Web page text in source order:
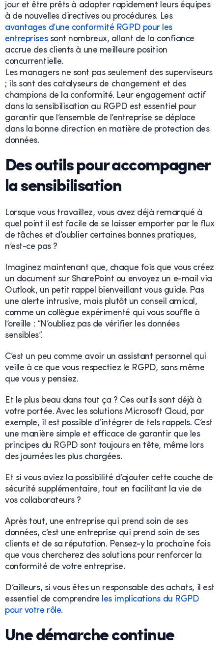
jour et être prêts à adapter rapidement leurs équipes
à de nouvelles directives ou procédures. Les
avantages d’une conformité RGPD pour les
entreprisessont nombreux, allant de la confiance
accrue des clients à une meilleure position
concurrentielle.
Les managers ne sont pas seulement des superviseurs
; ils sont des catalyseurs de changement et des
champions de la conformité. Leur engagement actif
dans la sensibilisation au RGPD est essentiel pour
garantir que l’ensemble de l’entreprise se déplace
dans la bonne direction en matière de protection des
données.
Des outils pour accompagner
la sensibilisation
Lorsque vous travaillez, vous avez déjà remarqué à
quel point il est facile de se laisser emporter par le flux
de tâches et d’oublier certaines bonnes pratiques,
n’est-ce pas ?
Imaginez maintenant que, chaque fois que vous créez
un document sur SharePoint ou envoyez un e-mail via
Outlook, un petit rappel bienveillant vous guide. Pas
une alerte intrusive, mais plutôt un conseil amical,
comme un collègue expérimenté qui vous souffle à
l’oreille : “N’oubliez pas de vérifier les données
sensibles”.
C’est un peu comme avoir un assistant personnel qui
veille à ce que vous respectiez le RGPD, sans même
que vous y pensiez.
Et le plus beau dans tout ça ? Ces outils sont déjà à
votre portée. Avec les solutions Microsoft Cloud, par
exemple, il est possible d’intégrer de tels rappels. C’est
une manière simple et efficace de garantir que les
principes du RGPD sont toujours en tête, même lors
des journées les plus chargées.
Et si vous aviez la possibilité d’ajouter cette couche de
sécurité supplémentaire, tout en facilitant la vie de
vos collaborateurs ?
Après tout, une entreprise qui prend soin de ses
données, c’est une entreprise qui prend soin de ses
clients et de sa réputation. Pensez-y la prochaine fois
que vous chercherez des solutions pour renforcer la
conformité de votre entreprise.
D’ailleurs, si vous êtes un responsable des achats, il est
essentiel de comprendre les implications du RGPD
pour votre rôle.
Une démarche continue